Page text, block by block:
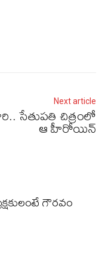
Next article
సేతుపతి చిత్రంలో
ఆ హీరోయిన్​
గౌర‌వం